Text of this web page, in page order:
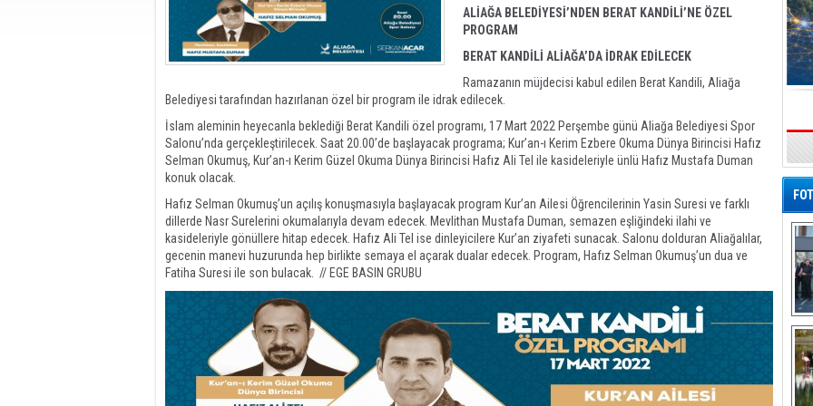
ALİAĞA BELEDİYESİ’NDEN BERAT KANDİLİ’NE ÖZEL
PROGRAM
BERAT KANDİLİ ALİAĞA’DA İDRAK EDİLECEK
Ramazanın müjdecisi kabul edilen Berat Kandili, Aliağa
Belediyesi tarafından hazırlanan özel bir program ile idrak edilecek.
İslam aleminin heyecanla beklediği Berat Kandili özel programı, 17 Mart 2022 Perşembe günü Aliağa Belediyesi Spor
Salonu’nda gerçekleştirilecek. Saat 20.00’de başlayacak programa; Kur’an-ı Kerim Ezbere Okuma Dünya Birincisi Hafız
Selman Okumuş, Kur’an-ı Kerim Güzel Okuma Dünya Birincisi Hafız Ali Tel ile kasideleriyle ünlü Hafız Mustafa Duman
konuk olacak.
Hafız Selman Okumuş’un açılış konuşmasıyla başlayacak program Kur’an Ailesi Öğrencilerinin Yasin Suresi ve farklı
dillerde Nasr Surelerini okumalarıyla devam edecek. Mevlithan Mustafa Duman, semazen eşliğindeki ilahi ve
kasideleriyle gönüllere hitap edecek. Hafız Ali Tel ise dinleyicilere Kur’an ziyafeti sunacak. Salonu dolduran Aliağalılar,
gecenin manevi huzurunda hep birlikte semaya el açarak dualar edecek. Program, Hafız Selman Okumuş’un dua ve
Fatiha Suresi ile son bulacak. // EGE BASIN GRUBU